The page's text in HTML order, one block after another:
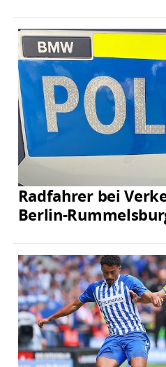
Radfahrer bei
Berlin-